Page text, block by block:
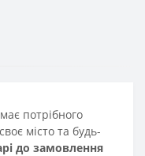
потрібного
місто та будь-
до замовлення